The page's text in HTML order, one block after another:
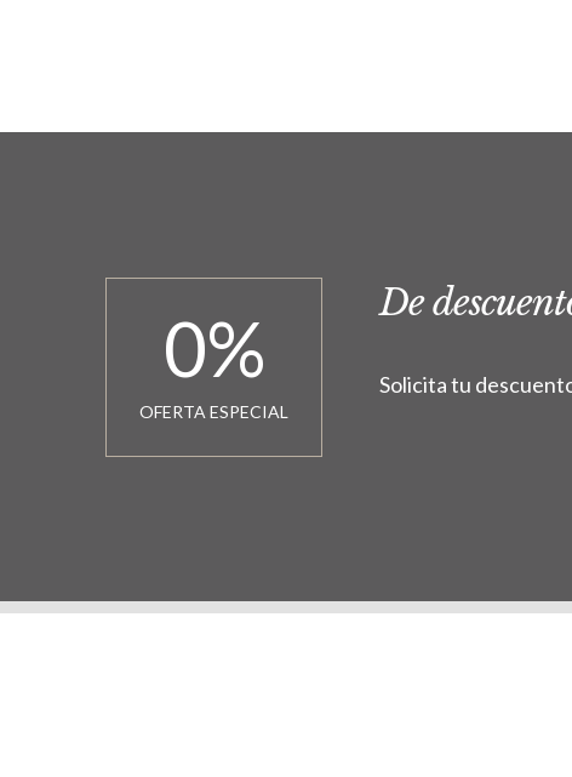
0%
OFERTA ESPECIAL
De
Solicita tu